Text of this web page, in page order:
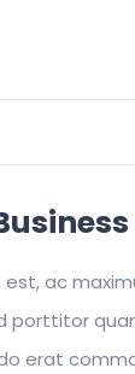
ac
porttitor
erat